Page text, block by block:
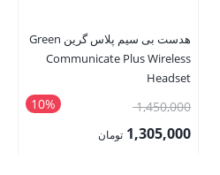
هدست بی سیم پلاس گرین Green
Communicate Plus Wireless
Headset
10% 1,450,000قیمت
اصلی:1,305,000 تومان